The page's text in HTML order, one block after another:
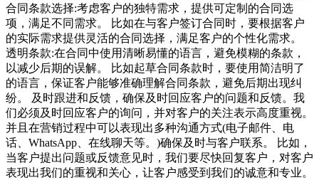
合同条款选择:考虑客户的独特需求，提供可定制的合同选
项，满足不同需求。 比如在与客户签订合同时，要根据客户
的实际需求提供灵活的合同选择，满足客户的个性化需求。
透明条款:在合同中使用清晰易懂的语言，避免模糊的条款，
以减少后期的误解。 比如起草合同条款时，要使用简洁明了
的语言，保证客户能够准确理解合同条款，避免后期出现纠
纷。 及时跟进和反馈，确保及时回应客户的问题和反馈。我
们必须及时回应客户的询问，并对客户的关注表示高度重视。
并且在营销过程中可以表现出多种沟通方式(电子邮件、电
话、WhatsApp、在线聊天等。)确保及时与客户联系。 比如，
当客户提出问题或反馈意见时，我们要尽快回复客户，对客户
表现出我们的重视和关心，让客户感受到我们的诚意和专业。